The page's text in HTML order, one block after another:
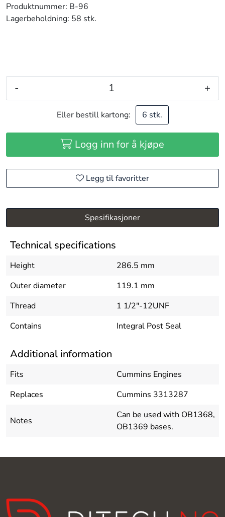
Produktnummer: B-96
Lagerbeholdning: 58 stk.
- +
Eller bestill kartong: 6 stk.
Logg inn for å kjøpe
Legg til favoritter
Spesifikasjoner
Technical specifications
Height
286.5 mm
Outer diameter
119.1 mm
Thread
1 1/2"-12UNF
Contains
Integral Post Seal
Additional information
Fits
Cummins Engines
Replaces
Cummins 3313287
Notes
Can be used with OB1368,
OB1369 bases.